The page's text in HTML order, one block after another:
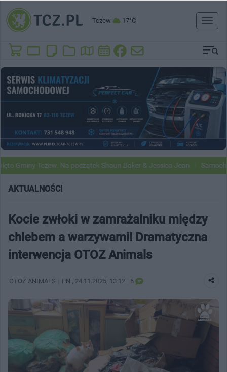
Tczew 17°C
Toggle
Tczew. Na początek Shaun Baker & Jessica Jean Samochody
AKTUALNOŚCI
Kocie zwłoki w zamrażalniku między
chlebem a warzywami! Dramatyczna
interwencja OTOZ Animals
OTOZ ANIMALS PN. , 24.11.2025, 13:12 6